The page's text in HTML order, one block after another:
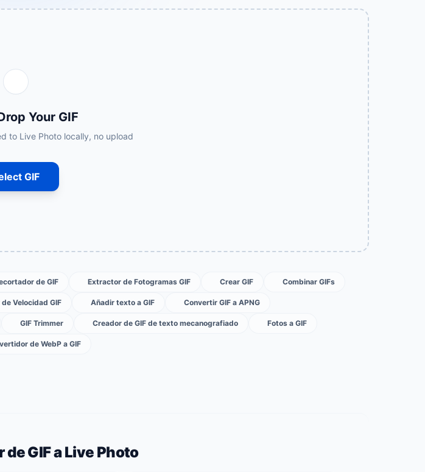
Your GIF
to Live Photo locally, no upload
GIF
de GIF Extractor de Fotogramas GIF Crear GIF Combinar GIFs
Velocidad GIF Añadir texto a GIF Convertir GIF a APNG
GIF Trimmer Creador de GIF de texto mecanografiado Fotos a GIF
de WebP a GIF
GIF a Live Photo